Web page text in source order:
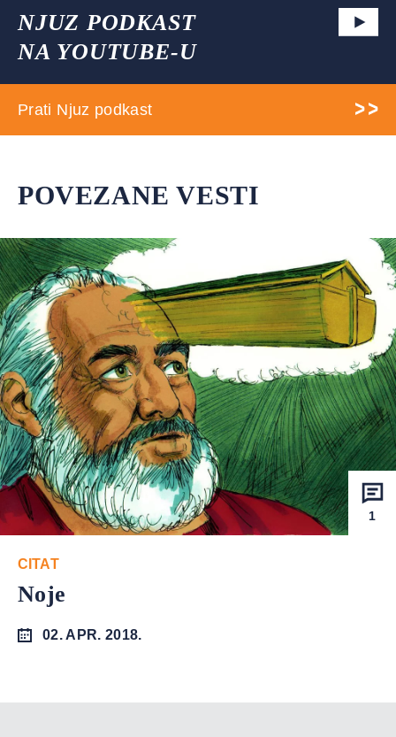
NJUZ PODKAST
NA YOUTUBE-U
Prati Njuz podkast
POVEZANE VESTI
1
CITAT
Noje
02. APR. 2018.